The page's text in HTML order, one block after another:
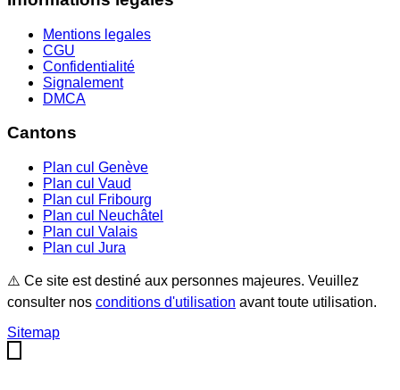
Mentions legales
CGU
Confidentialité
Signalement
DMCA
Cantons
Plan cul Genève
Plan cul Vaud
Plan cul
Fribourg
Plan cul
Neuchâtel
Plan cul Valais
Plan cul Jura
⚠️ Ce site est destiné aux personnes majeures. Veuillez
consulter nos conditions d'utilisation avant toute utilisation.
Sitemap